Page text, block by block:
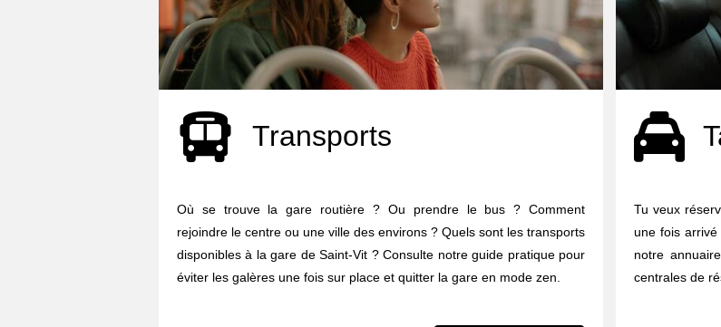
Transports
Où se trouve la gare routière ? Ou prendre le bus ? Comment
rejoindre le centre ou une ville des environs ? Quels sont les transports
disponibles à la gare de Saint-Vit ? Consulte notre guide pratique pour
éviter les galères une fois sur place et quitter la gare en mode zen.
Tu veux
une fois
notre
centrales de